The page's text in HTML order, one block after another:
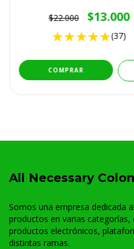
$22.000 $13.000
(37)
COMPRAR
All Necessary
Somos una empresa dedicada
productos en varias categorías,
productos electrónicos,
distintas ramas.